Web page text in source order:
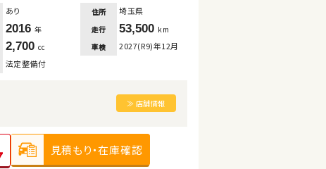
あり 住所 埼玉県
2016 年 走行 53,500 km
2,700 cc 車検 2027(R9)年12月
法定整備付
≫ 店舗情報
見積もり・在庫確認